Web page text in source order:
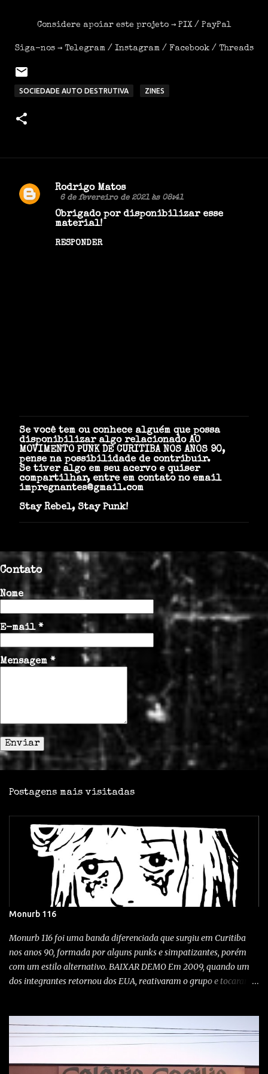
Considere apoiar este projeto → PIX/ PayPal
Siga-nos → Telegram/ Instagram/ Facebook/ Threads
SOCIEDADE AUTO DESTRUTIVA ZINES
C
Rodrigo Matos
6 de fevereiro de 2021 às 08:41
Obrigado por disponibilizar esse
material!
RESPONDER
P
o
s
t
a
r
u
m
c
o
n
t
á
o
Se você tem ou conhece alguém que possa
disponibilizar algo relacionado AO
MOVIMENTO PUNK DE CURITIBA NOS ANOS 90,
pense na possibilidade de contribuir.
Se tiver algo em seu acervo e quiser
compartilhar, entre em contato no email
impregnantes@gmail.com
Stay Rebel, Stay Punk!
Contato
Nome
E-mail *
Mensagem *
Postagens mais visitadas
Monurb 116
Monurb 116 foi uma banda diferenciada que surgiu em Curitiba
nos anos 90, formada por alguns punks e simpatizantes, porém
com um estilo alternativo. BAIXAR DEMO Em 2009, quando um
dos integrantes retornou dos EUA, reativaram o grupo e tocaram
Clube Curupira / 23/10/1999 O quê? Show com Monurb 116,
Vertedero, Abutres e Idiotas Berrantes Quando? 12-09-09 Onde?
tomou conta do território no bar do boca... Monurb renascendo